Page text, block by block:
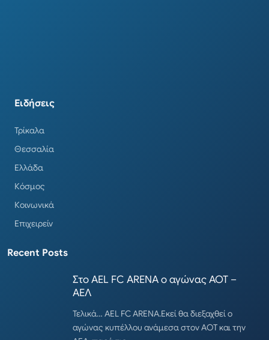
Ειδήσεις
Τρίκαλα
Θεσσαλία
Ελλάδα
Κόσμος
Κοινωνικά
Επιχειρείν
Recent Posts
Στο AEL FC ARENA ο αγώνας ΑΟΤ –
ΑΕΛ
Τελικά… AEL FC ARENA.Εκεί θα διεξαχθεί ο
αγώνας κυπέλλου ανάμεσα στον ΑΟΤ και την